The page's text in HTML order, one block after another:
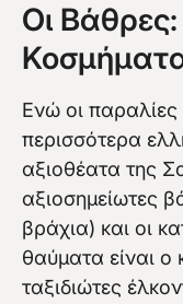
Οι
Ενώ οι παραλίες
περισσότερα
αξιοθέατα της
αξιοσημείωτες
βράχια) και οι
θαύματα είναι ο
ταξιδιώτες